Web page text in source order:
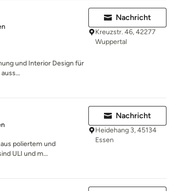
5 Sternen
und Interior Design für
Nachricht
Kreuzstr. 46, 42277
Wuppertal
5 Sternen
poliertem und
ULI und m...
Nachricht
Heidehang 3, 45134
Essen